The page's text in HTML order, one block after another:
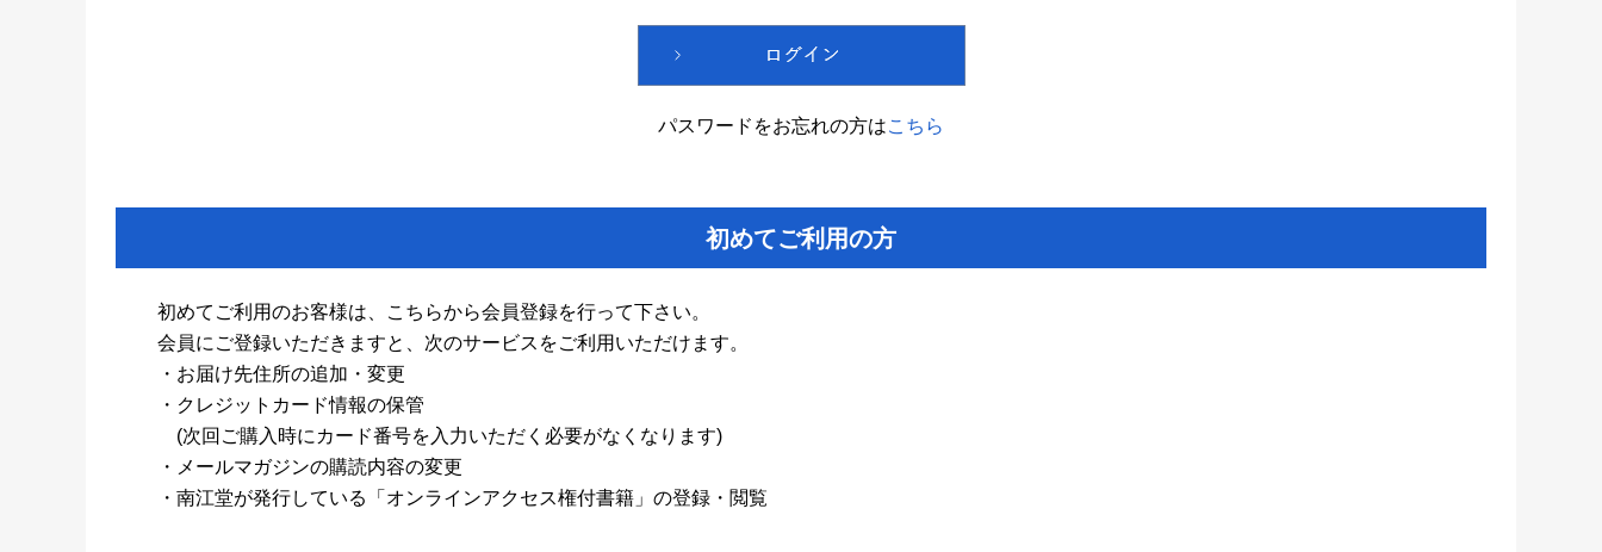
パスワードをお忘れの方はこちら
初めてご利用の方
初めてご利用のお客様は、こちらから会員登録を行って下さい。
会員にご登録いただきますと、次のサービスをご利用いただけます。
・お届け先住所の追加・変更
・クレジットカード情報の保管
(次回ご購入時にカード番号を入力いただく必要がなくなります)
・メールマガジンの購読内容の変更
・南江堂が発行している「オンラインアクセス権付書籍」の登録・閲覧